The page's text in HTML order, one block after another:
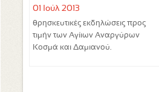
01 Ιούλ 2013
θρησκευτικές εκδηλώσεις προς
τιμήν των Αγίιων Αναργύρων
Κοσμά και Δαμιανού.